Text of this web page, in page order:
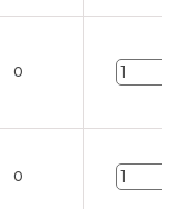
0
0